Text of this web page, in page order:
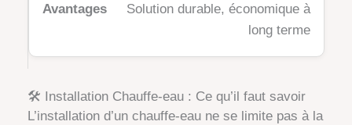
Solution durable, économique à
long terme
🛠️ Installation Chauffe-eau : Ce qu’il faut savoir
L’installation d’un chauffe-eau ne se limite pas à la